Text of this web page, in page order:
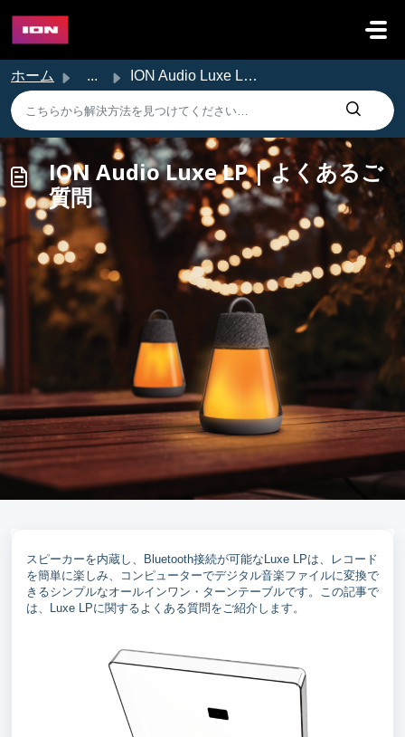
ホーム ... ION Audio Luxe LP | よくあるご質問
ION Audio Luxe LP | よくあるご
質問
スピーカーを内蔵し、Bluetooth接続が可能なLuxe LPは、レコード
を簡単に楽しみ、コンピューターでデジタル音楽ファイルに変換で
きるシンプルなオールインワン・ターンテーブルです。この記事で
は、Luxe LPに関するよくある質問をご紹介します。